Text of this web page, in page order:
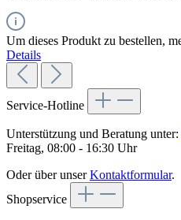
Um dieses Produkt zu bestellen,
Details
Service-Hotline
Unterstützung und Beratung unter:
Freitag, 08:00 - 16:30 Uhr
Oder über unserKontaktformular.
Shopservice